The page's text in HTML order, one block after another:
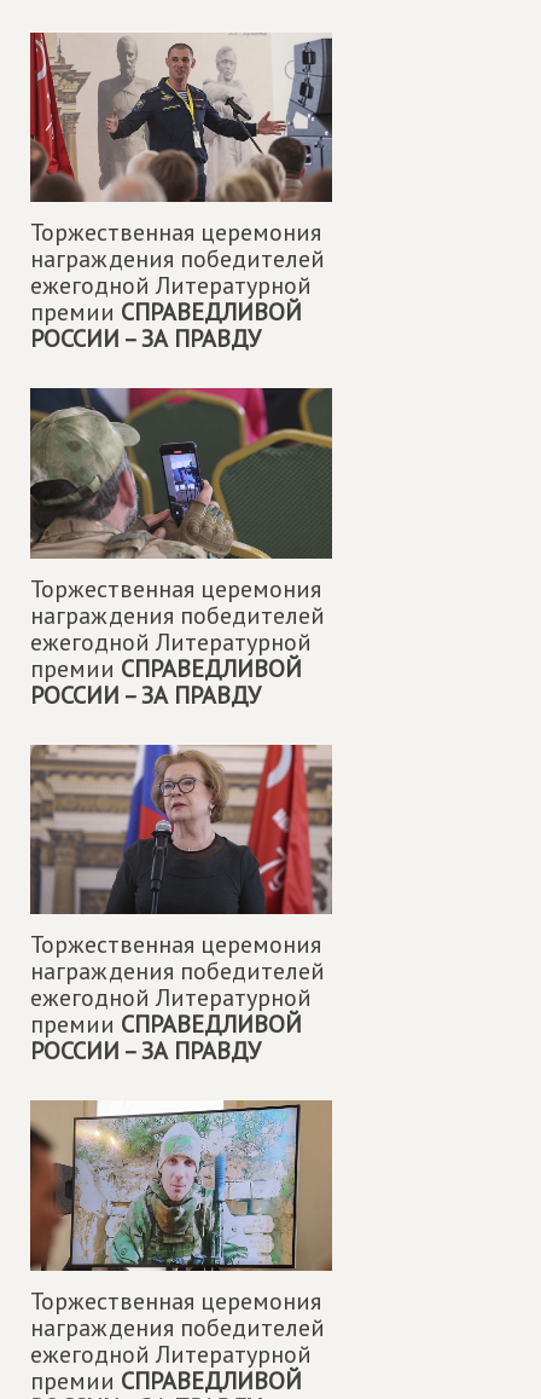
Торжественная церемония
награждения победителей
ежегодной Литературной
премии СПРАВЕДЛИВОЙ
РОССИИ – ЗА ПРАВДУ
Торжественная церемония
награждения победителей
ежегодной Литературной
премии СПРАВЕДЛИВОЙ
РОССИИ – ЗА ПРАВДУ
Торжественная церемония
награждения победителей
ежегодной Литературной
премии СПРАВЕДЛИВОЙ
РОССИИ – ЗА ПРАВДУ
Торжественная церемония
награждения победителей
ежегодной Литературной
премии СПРАВЕДЛИВОЙ